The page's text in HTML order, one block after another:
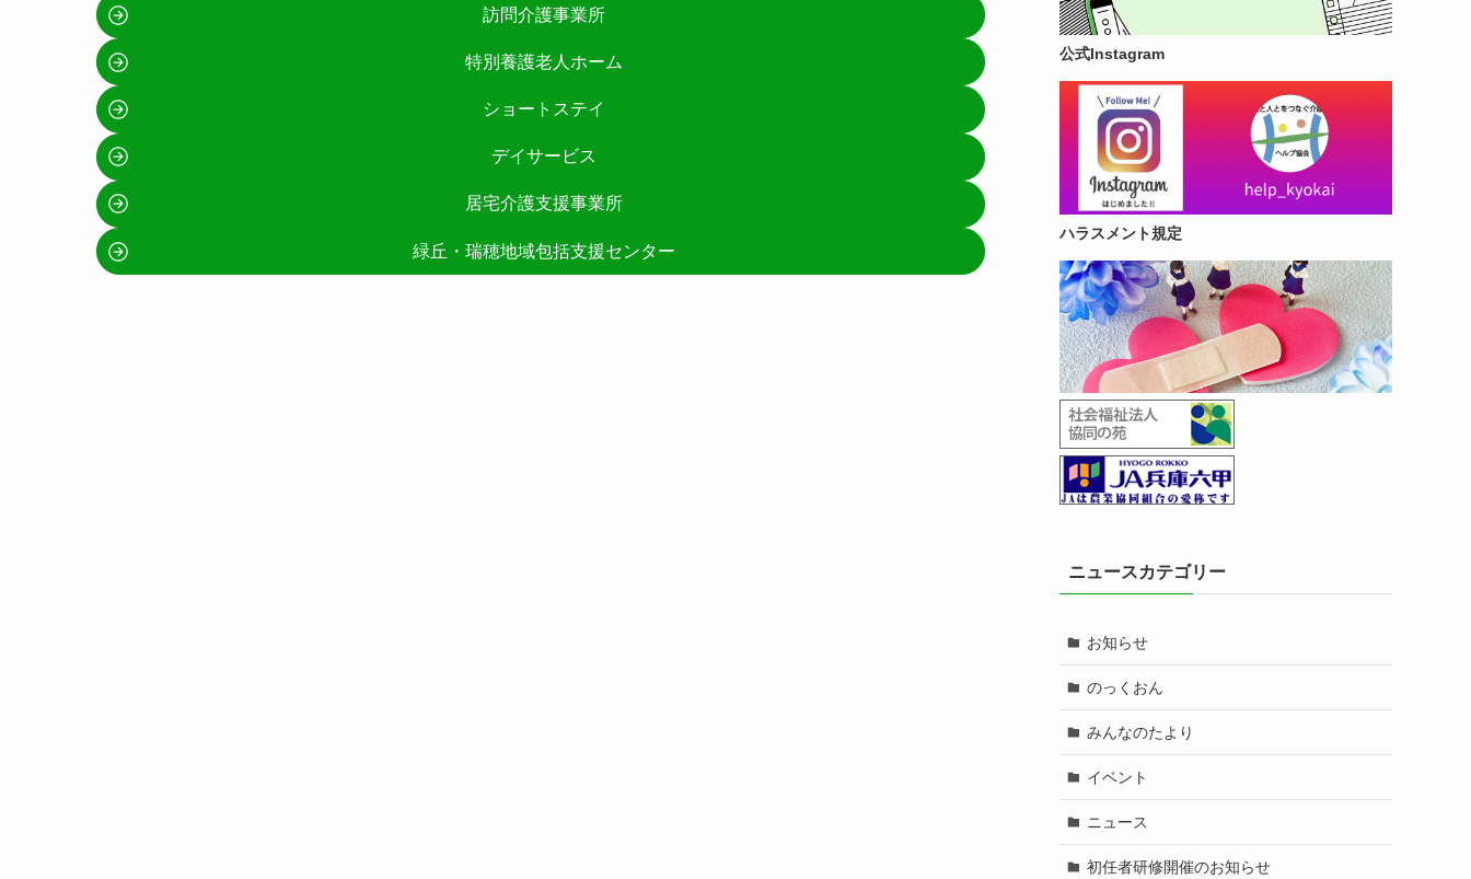
訪問介護事業所
特別養護老人ホーム
ショートステイ
デイサービス
居宅介護支援事業所
緑丘・瑞穂地域包括支援センター
公式Instagram
ハラスメント規定
ニュースカテゴリー
お知らせ
のっくおん
みんなのたより
イベント
ニュース
初任者研修開催のお知らせ